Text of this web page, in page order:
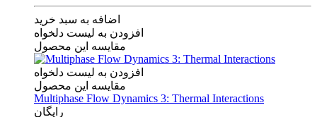
اضافه به سبد خرید
افزودن به لیست دلخواه
مقایسه این محصول
افزودن به لیست دلخواه
مقایسه این محصول
Multiphase Flow Dynamics 3: Thermal Interactions
رایگان